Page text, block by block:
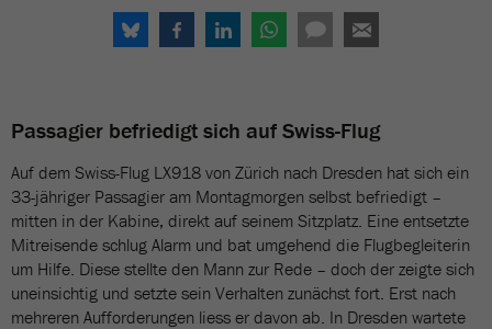
Passagier befriedigt sich auf Swiss-Flug
Auf dem Swiss-Flug LX918 von Zürich nach Dresden hat sich ein
33-jähriger Passagier am Montagmorgen selbst befriedigt –
mitten in der Kabine, direkt auf seinem Sitzplatz. Eine entsetzte
Mitreisende schlug Alarm und bat umgehend die Flugbegleiterin
um Hilfe. Diese stellte den Mann zur Rede – doch der zeigte sich
uneinsichtig und setzte sein Verhalten zunächst fort. Erst nach
mehreren Aufforderungen liess er davon ab. In Dresden wartete